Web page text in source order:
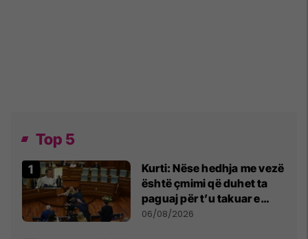
Top 5
Kurti: Nëse hedhja me vezë
është çmimi që duhet ta
paguaj për t’u takuar e
bashkëbiseduar jam i
06/08/2026